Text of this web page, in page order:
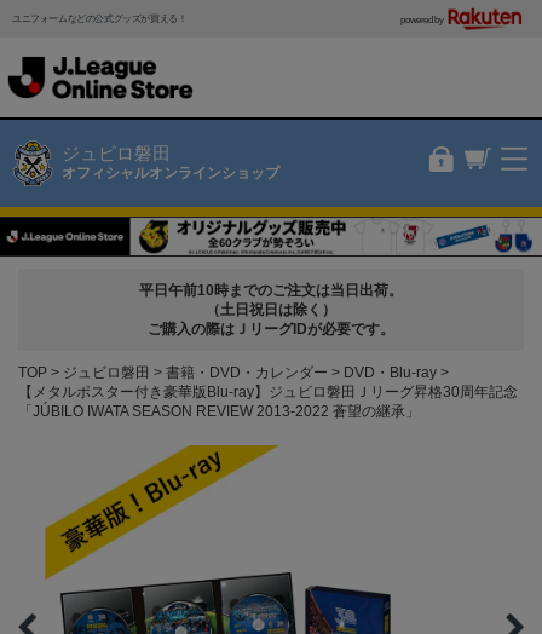
ユニフォームなどの公式グッズが買える！ powered by
ジュビロ磐田
オフィシャルオンラインショップ
平日午前10時までのご注文は当日出荷。
（土日祝日は除く）
ご購入の際はＪリーグIDが必要です。
TOP ジュビロ磐田 書籍・DVD・カレンダー
DVD・Blu-ray
【メタルポスター付き豪華版Blu-ray】ジュビロ磐田Ｊリーグ昇格30周年記念
「JÚBILO IWATA SEASON REVIEW 2013-2022 蒼望の継承」